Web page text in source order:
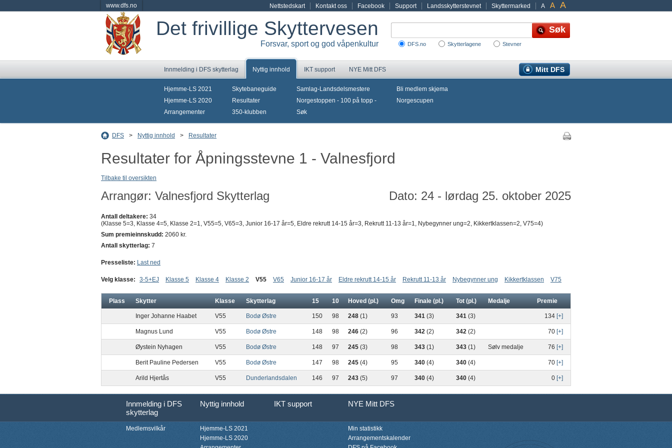
www.dfs.no A A A
Nettstedskart Kontakt oss Facebook Support Landsskytterstevnet Skyttermarked
Det frivillige Skyttervesen
Forsvar, sport og god våpenkultur DFS.no Skytterlagene Stevner
Innmelding i DFS skytterlag Nyttig innhold IKT support Mitt DFS
NYE Mitt DFS
Hjemme-LS 2021
Hjemme-LS 2020
Arrangementer
Skytebaneguide
Resultater
350-klubben
Samlag-Landsdelsmestere
Norgestoppen - 100 på topp -
Søk
Bli medlem skjema
Norgescupen
DFS > Nyttig innhold > Resultater
Resultater for Åpningsstevne 1 - Valnesfjord
Tilbake til oversikten
Arrangør: Valnesfjord Skytterlag Dato: 24 - lørdag 25. oktober 2025
Antall deltakere: 34
(Klasse 5=3, Klasse 4=5, Klasse 2=1, V55=5, V65=3, Junior 16-17 år=5, Eldre rekrutt 14-15 år=3, Rekrutt 11-13 år=1, Nybegynner ung=2, Kikkertklassen=2, V75=4)
Sum premieinnskudd: 2060 kr.
Antall skytterlag: 7
Presseliste: Last ned
Velg klasse: 3-5+EJ Klasse 5 Klasse 4 Klasse 2 V55 V65 Junior 16-17 år Eldre rekrutt 14-15 år Rekrutt 11-13 år Nybegynner ung Kikkertklassen V75
Plass Skytter Klasse Skytterlag 15 10 Hoved (pl.) Omg Finale (pl.) Tot (pl.) Medalje Premie
Inger Johanne Haabet V55 Bodø Østre 150 98 248 (1) 93 341 (3) 341 (3) 134 [+]
Magnus Lund V55 Bodø Østre 148 98 246 (2) 96 342 (2) 342 (2) 70 [+]
Øystein Nyhagen V55 Bodø Østre 148 97 245 (3) 98 343 (1) 343 (1) Sølv medalje 76 [+]
Berit Pauline Pedersen V55 Bodø Østre 147 98 245 (4) 95 340 (4) 340 (4) 70 [+]
Arild Hjertås V55 Dunderlandsdalen 146 97 243 (5) 97 340 (4) 340 (4) 0 [+]
Innmelding i DFS
skytterlag
Nyttig innhold IKT support NYE Mitt DFS
Medlemsvilkår
Hjemme-LS 2021
Hjemme-LS 2020
Min statistikk
Arrangementskalender